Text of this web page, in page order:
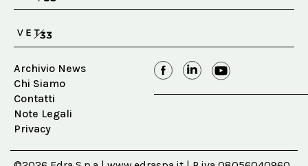
Archivio News
Chi Siamo
Contatti
Note Legali
Privacy